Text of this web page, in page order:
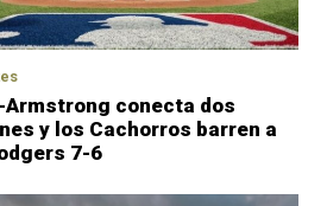
Armstrong conecta dos
y los Cachorros barren a
7-6